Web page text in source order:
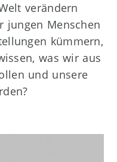
verändern
jungen Menschen
kümmern,
was wir aus
und unsere